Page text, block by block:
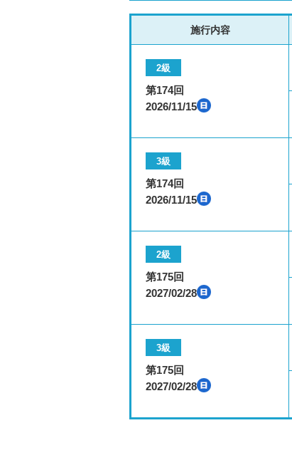
施行内容
2級
第174回
2026/11/15
3級
第174回
2026/11/15
2級
第175回
2027/02/28
3級
第175回
2027/02/28